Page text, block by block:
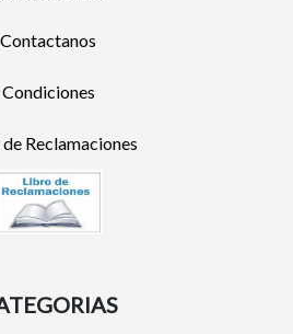
Contactanos
Condiciones
Reclamaciones